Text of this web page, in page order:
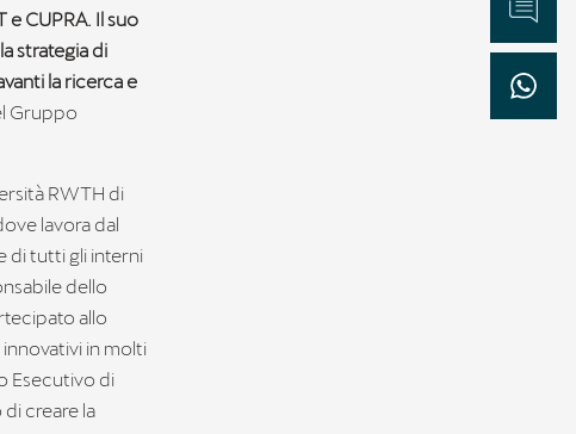
e CUPRA. Il suo
strategia di
la ricerca e
Gruppo
RWTH di
lavora dal
di tutti gli interni
dello
allo
in molti
Esecutivo di
creare la
Informazioni
WhatsApp